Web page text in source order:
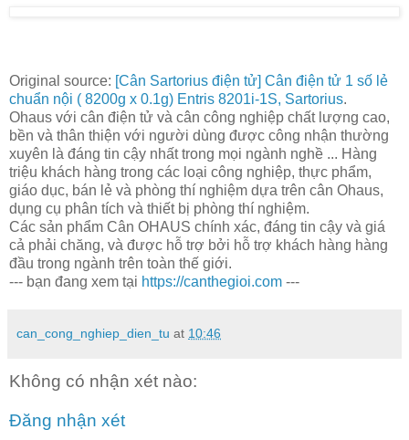
Original source: [Cân Sartorius điện tử] Cân điện tử 1 số lẻ
chuẩn nội ( 8200g x 0.1g) Entris 8201i-1S, Sartorius.
Ohaus với cân điện tử và cân công nghiệp chất lượng cao,
bền và thân thiện với người dùng được công nhận thường
xuyên là đáng tin cậy nhất trong mọi ngành nghề ... Hàng
triệu khách hàng trong các loại công nghiệp, thực phẩm,
giáo dục, bán lẻ và phòng thí nghiệm dựa trên cân Ohaus,
dụng cụ phân tích và thiết bị phòng thí nghiệm.
Các sản phẩm Cân OHAUS chính xác, đáng tin cậy và giá
cả phải chăng, và được hỗ trợ bởi hỗ trợ khách hàng hàng
đầu trong ngành trên toàn thế giới.
--- bạn đang xem tại https://canthegioi.com ---
can_cong_nghiep_dien_tu at 10:46
Không có nhận xét nào:
Đăng nhận xét